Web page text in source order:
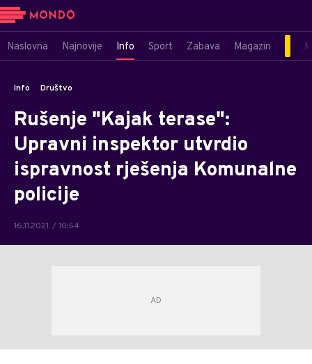
Naslovna Najnovije Info Sport Zabava Magazin
Info Društvo
Rušenje "Kajak terase":
Upravni inspektor utvrdio
ispravnost rješenja Komunalne
policije
16.11.2021. / 10:54